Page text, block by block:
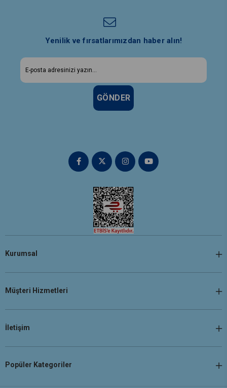
Yenilik ve fırsatlarımızdan haber alın!
GÖNDER
Kurumsal
Müşteri Hizmetleri
İletişim
Popüler Kategoriler